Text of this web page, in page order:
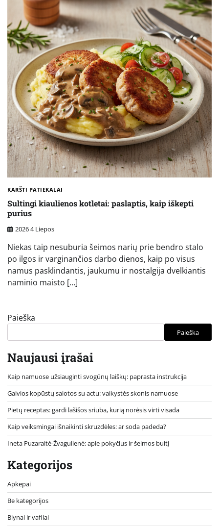
KARŠTI PATIEKALAI
Sultingi kiaulienos kotletai: paslaptis, kaip iškepti
purius
2026 4 Liepos
Niekas taip nesuburia šeimos narių prie bendro stalo
po ilgos ir varginančios darbo dienos, kaip po visus
namus pasklindantis, jaukumu ir nostalgija dvelkiantis
naminio maisto […]
Paieška
Paieška
Naujausi įrašai
Kaip namuose užsiauginti svogūnų laiškų: paprasta instrukcija
Gaivios kopūstų salotos su actu: vaikystės skonis namuose
Pietų receptas: gardi lašišos sriuba, kurią norėsis virti visada
Kaip veiksmingai išnaikinti skruzdėles: ar soda padeda?
Ineta Puzaraitė-Žvagulienė: apie pokyčius ir šeimos buitį
Kategorijos
Apkepai
Be kategorijos
Blynai ir vafliai